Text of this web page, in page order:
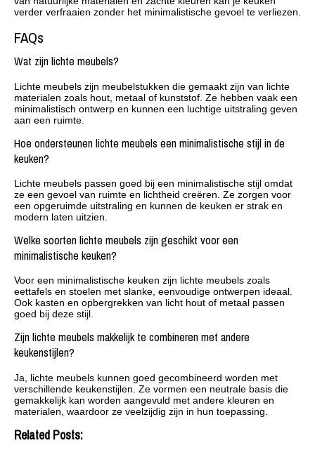
verder verfraaien zonder het minimalistische gevoel te verliezen.
FAQs
Wat zijn lichte meubels?
Lichte meubels zijn meubelstukken die gemaakt zijn van lichte
materialen zoals hout, metaal of kunststof. Ze hebben vaak een
minimalistisch ontwerp en kunnen een luchtige uitstraling geven
aan een ruimte.
Hoe ondersteunen lichte meubels een minimalistische stijl in de
keuken?
Lichte meubels passen goed bij een minimalistische stijl omdat
ze een gevoel van ruimte en lichtheid creëren. Ze zorgen voor
een opgeruimde uitstraling en kunnen de keuken er strak en
modern laten uitzien.
Welke soorten lichte meubels zijn geschikt voor een
minimalistische keuken?
Voor een minimalistische keuken zijn lichte meubels zoals
eettafels en stoelen met slanke, eenvoudige ontwerpen ideaal.
Ook kasten en opbergrekken van licht hout of metaal passen
goed bij deze stijl.
Zijn lichte meubels makkelijk te combineren met andere
keukenstijlen?
Ja, lichte meubels kunnen goed gecombineerd worden met
verschillende keukenstijlen. Ze vormen een neutrale basis die
gemakkelijk kan worden aangevuld met andere kleuren en
materialen, waardoor ze veelzijdig zijn in hun toepassing.
Related Posts: